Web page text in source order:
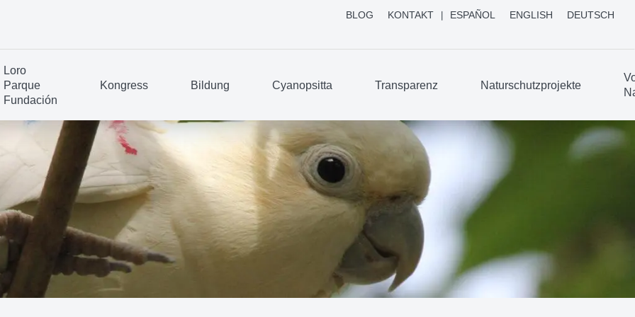
BLOG KONTAKT ESPAÑOL ENGLISH DEUTSCH
Loro
Parque
Fundación
Kongress Bildung Cyanopsitta Transparenz Naturschutzprojekte